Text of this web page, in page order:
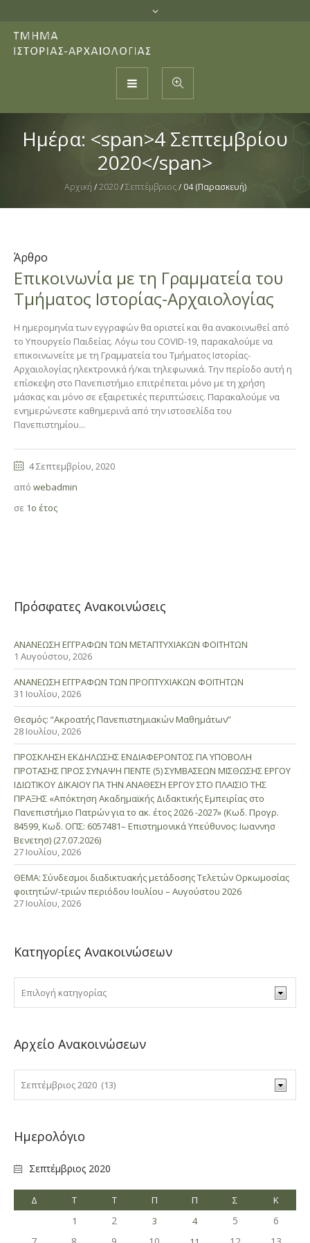
Ημέρα: <span>4 Σεπτεμβρίου
2020</span>
Αρχική /2020 /Σεπτέμβριος / 04 (Παρασκευή)
Άρθρο
Επικοινωνία με τη Γραμματεία του
Τμήματος Ιστορίας-Αρχαιολογίας
H ημερομηνία των εγγραφών θα οριστεί και θα ανακοινωθεί από
το Υπουργείο Παιδείας. Λόγω του COVID-19, παρακαλούμε να
επικοινωνείτε με τη Γραμματεία του Τμήματος Ιστορίας-
Αρχαιολογίας ηλεκτρονικά ή/και τηλεφωνικά. Την περίοδο αυτή η
επίσκεψη στο Πανεπιστήμιο επιτρέπεται μόνο με τη χρήση
μάσκας και μόνο σε εξαιρετικές περιπτώσεις. Παρακαλούμε να
ενημερώνεστε καθημερινά από την ιστοσελίδα του
Πανεπιστημίου...
4 Σεπτεμβρίου, 2020
από webadmin
σε 1ο έτος
Πρόσφατες Ανακοινώσεις
ΑΝΑΝΕΩΣΗ ΕΓΓΡΑΦΩΝ ΤΩΝ ΜΕΤΑΠΤΥΧΙΑΚΩΝ ΦΟΙΤΗΤΩΝ
1 Αυγούστου, 2026
ΑΝΑΝΕΩΣΗ ΕΓΓΡΑΦΩΝ ΤΩΝ ΠΡΟΠΤΥΧΙΑΚΩΝ ΦΟΙΤΗΤΩΝ
31 Ιουλίου, 2026
Θεσμός: “Ακροατής Πανεπιστημιακών Μαθημάτων”
28 Ιουλίου, 2026
ΠΡΟΣΚΛΗΣΗ ΕΚΔΗΛΩΣΗΣ ΕΝΔΙΑΦΕΡΟΝΤΟΣ ΓΙΑ ΥΠΟΒΟΛΗ
ΠΡΟΤΑΣΗΣ ΠΡΟΣ ΣΥΝΑΨΗ ΠΕΝΤΕ (5) ΣΥΜΒΑΣΕΩΝ ΜΙΣΘΩΣΗΣ ΕΡΓΟΥ
ΙΔΙΩΤΙΚΟΥ ΔΙΚΑΙΟΥ ΓΙΑ ΤΗΝ ΑΝΑΘΕΣΗ ΕΡΓΟΥ ΣΤΟ ΠΛΑΙΣΙΟ ΤΗΣ
ΠΡΑΞΗΣ «Απόκτηση Ακαδημαϊκής Διδακτικής Εμπειρίας στο
Πανεπιστήμιο Πατρών για το ακ. έτος 2026 -2027» (Κωδ. Προγρ.
84599, Κωδ. ΟΠΣ: 6057481– Επιστημονικά Υπεύθυνος: Ιωαννησ
Βενετησ) (27.07.2026)
27 Ιουλίου, 2026
ΘΕΜΑ: Σύνδεσμοι διαδικτυακής μετάδοσης Τελετών Ορκωμοσίας
φοιτητών/-τριών περιόδου Ιουλίου – Αυγούστου 2026
27 Ιουλίου, 2026
Κατηγορίες Ανακοινώσεων
Αρχείο Ανακοινώσεων
Ημερολόγιο
Σεπτέμβριος 2020
Δ Τ Τ Π Π Σ
Κ
1
2 3 4 5
6